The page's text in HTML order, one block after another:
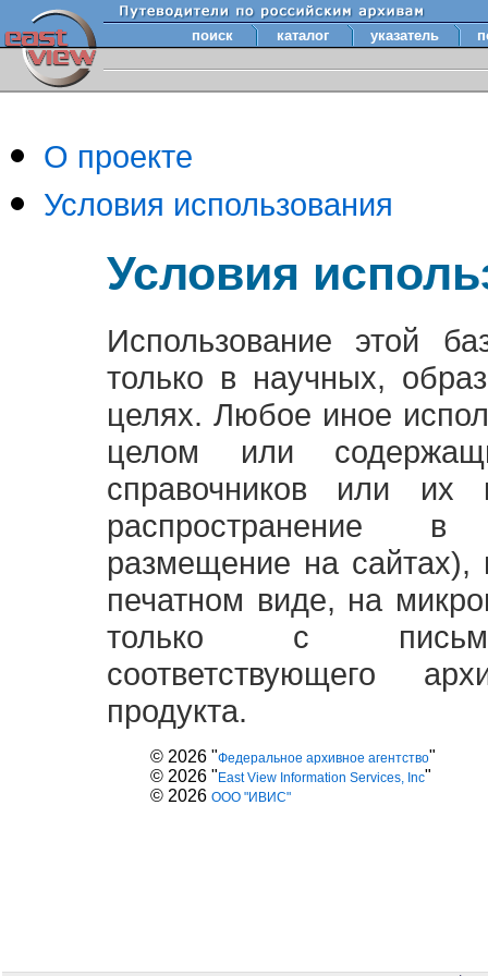
поиск каталог указатель
О проекте
Условия использования
Условия
Использование этой
только в научных,
целях. Любое иное
целом или
справочников или их
распространение
размещение на
печатном виде, на
только с
соответствующего
продукта.
© 2026 "Федеральное архивное агентство"
© 2026 " East View Information Services, Inc"
© 2026 ООО "ИВИС"